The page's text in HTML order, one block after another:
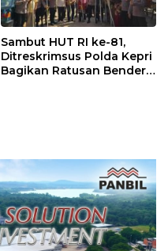
Sambut HUT RI ke-81,
Ditreskrimsus Polda Kepri
Bagikan Ratusan Bendera